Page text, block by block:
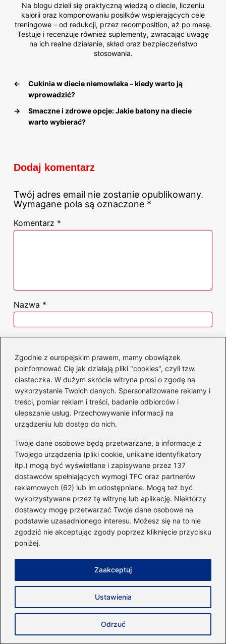
Zgodnie z europejskim prawem, mamy obowiązek
poinformować Cię jak działają pliki "cookies", czyli tzw.
ciasteczka. W dużym skrócie witryna prosi o zgodę na
wykorzystanie Twoich danych. Spersonalizowane reklamy i
treści, pomiar reklam i treści, badanie odbiorców i
ulepszanie usług. Przechowywanie informacji na
urządzeniu lub dostęp do nich.
Twoje dane osobowe będą przetwarzane, a informacje z
Twojego urządzenia (pliki cookie, unikalne identyfikatory
itp.) mogą być wyświetlane i zapisywane przez 137
dostawców spełniających wymogi TFC oraz partnerów
reklamowych (62) lub im udostępniane. Mogą też być
wykorzystywane przez tę witrynę lub aplikację. Niektórzy
dostawcy mogę przetwarzać Twoje dane osobowe na
podstawie uzasadnionego interesu. Możesz się na to nie
zgodzić nie akceptując zgody poprzez kliknięcie przycisku
poniżej.
Ustawienia
Odrzuć
Zaakceptuj
Na blogu dzieli się praktyczną wiedzą o diecie, liczeniu
kalorii oraz komponowaniu posiłków wspierających cele
treningowe – od redukcji, przez recomposition, aż po masę.
Testuje i recenzuje również suplementy, zwracając uwagę
na ich realne działanie, skład oraz bezpieczeństwo
stosowania.
←
Cukinia w diecie niemowlaka – kiedy warto ją
wprowadzić?
→
Smaczne i zdrowe opcje: Jakie batony na diecie
warto wybierać?
Dodaj komentarz
Twój adres email nie zostanie opublikowany.
Wymagane pola są oznaczone *
Komentarz *
Nazwa *
Witryna internetowa
Zapamiętaj moje dane w tej przeglądarce
podczas pisania kolejnych komentarzy.
Poczytaj więcej
Odkryj tajemnice, jak działają mięśnie
antagonistyczne w treningu i